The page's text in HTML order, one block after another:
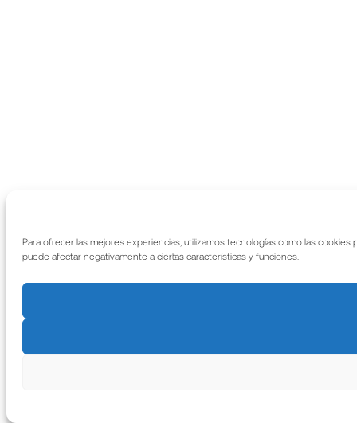
Para ofrecer las mejores experiencias, utilizamos tecnologías como las
puede afectar negativamente a ciertas características y funciones.